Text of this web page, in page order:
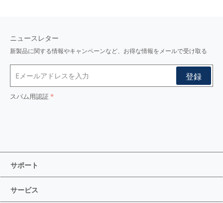
ニュースレター
新製品に関する情報やキャンペーンなど、お得な情報をメールで受け取る
スパム用認証
サポート
サービス